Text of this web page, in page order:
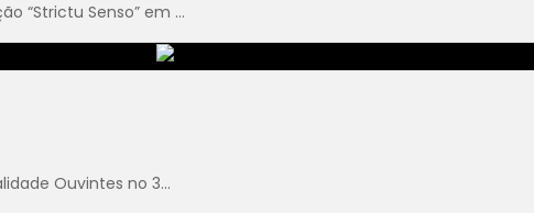
“Strictu Senso” em ...
Ouvintes no 3...